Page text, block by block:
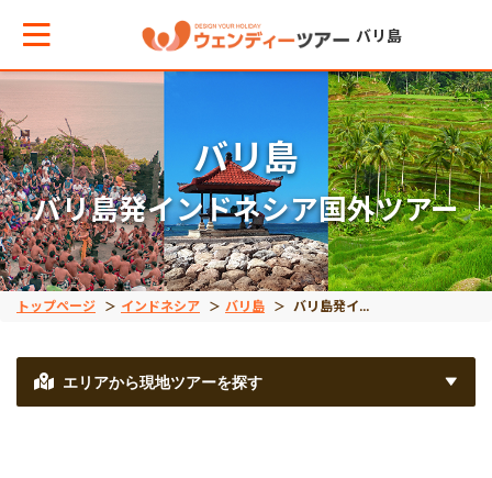
バリ島
トップページ インドネシア バリ島 バリ島発インドネシア国外ツアー
バリ島
バリ島発インドネシア国外ツアー
エリアから現地ツアーを探す
メインメニューへ戻る
マから現地ツアーを探す
ツアー
ャーター
メインメニューへ戻る
アからお役立ち情報を探す
ドネシア
戻る
観光ツアー
夕方発観光
アフタヌーンティー
戻る
離島ツアー
レンボンガン島
ロンボク島
戻る
エステ＆スパ予約
マッサージ
人気エステ＆スパ
戻る
体験/アクティビティ
人気体験/アクティビ
ラフティング
戻る
クルーズ
デイクルーズ
ディナークルーズ
戻る
動物
オラウータン
サファリパーク
戻る
バリ島発インドネシ
ジョグジャカルタ
ブロモ
戻る
バリ島発インドネシ
東ティモール
戻る
世界遺産
ボロブドゥール遺跡
プランバナン遺跡